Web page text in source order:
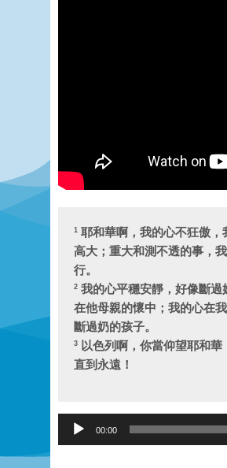
1
耶和華啊，我的心不狂傲，
高大；重大和測不透的事，
行。
2 我的心平穩安靜，好像斷過
在他母親的懷中；我的心在
斷過奶的孩子。
3
以色列啊，你當仰望耶和華
直到永遠！
Audio
00:00